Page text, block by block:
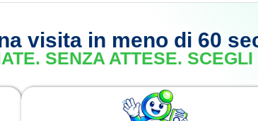
visita in meno di 60
SENZA ATTESE.